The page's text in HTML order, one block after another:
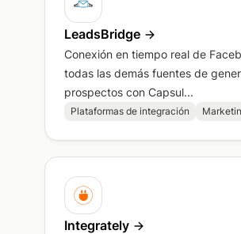
LeadsBridge
Conexión en tiempo real de
todas las demás fuentes de
prospectos con Capsul...
Plataformas de integración
Integrately